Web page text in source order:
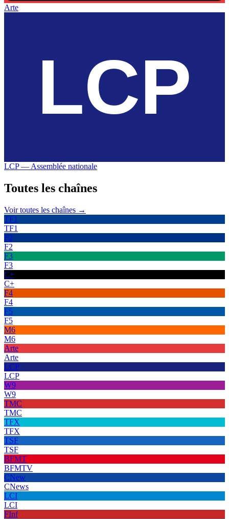
Arte
LCP — Assemblée nationale
Toutes les chaînes
Voir toutes les chaînes →
TF1
TF1
F2
F2
F3
F3
C+
C+
F4
F4
F5
F5
M6
M6
Arte
Arte
LCP
LCP
W9
W9
TMC
TMC
TFX
TFX
TSF
TSF
BFMT
BFMTV
CNew
CNews
LCI
LCI
FInf